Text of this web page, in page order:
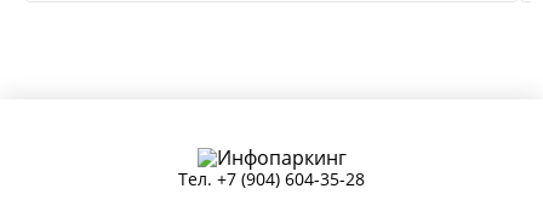
Тел. +7 (904) 604-35-28